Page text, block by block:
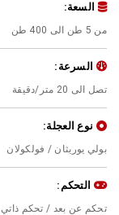
السعة:
من 5 طن الى 400 طن
السرعة:
تصل الى 20 متر/دقيقة
نوع العجلة:
بولي يوريثان / فولكولان
التحكم:
تحكم عن بعد / تحكم ذاتي